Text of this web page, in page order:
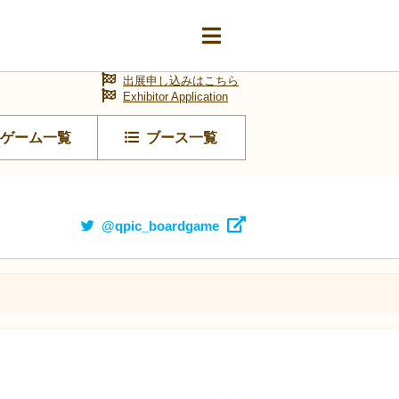
ゲーム一覧 ブース一覧
出展申し込みはこちら
Exhibitor Application
@qpic_boardgame